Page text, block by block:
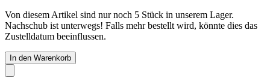
Von diesem Artikel sind nur noch 5 Stück in unserem Lager.
Nachschub ist unterwegs! Falls mehr bestellt wird, könnte dies das
Zustelldatum beeinflussen.
In den Warenkorb